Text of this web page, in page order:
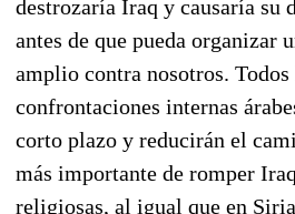
destrozaría Iraq y causaría su
antes de que pueda organizar
amplio contra nosotros.
confrontaciones internas
corto plazo y reducirán el
más importante de romper
religiosas, al igual que en